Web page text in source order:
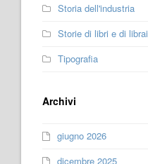
Storia dell'industria
Storie di libri e di librai
Tipografia
Archivi
giugno 2026
dicembre 2025